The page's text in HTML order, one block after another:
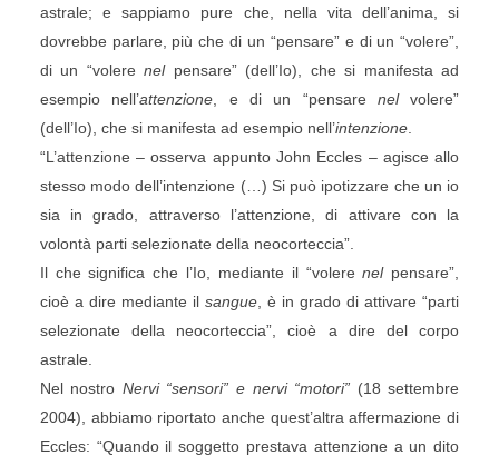
astrale; e sappiamo pure che, nella vita dell’anima, si
dovrebbe parlare, più che di un “pensare” e di un “volere”,
di un “volerenelpensare” (dell’Io), che si manifesta ad
esempio nell’attenzione , e di un “pensare nelvolere”
(dell’Io), che si manifesta ad esempio nell’intenzione.
“L’attenzione – osserva appunto John Eccles – agisce allo
stesso modo dell’intenzione (…) Si può ipotizzare che un io
sia in grado, attraverso l’attenzione, di attivare con la
volontà parti selezionate della neocorteccia”.
Il che significa che l’Io, mediante il “volerenelpensare”,
cioè a dire mediante il sangue, è in grado di attivare “parti
selezionate della neocorteccia”, cioè a dire del corpo
astrale.
Nel nostro Nervi “sensori” e nervi “motori” (18 settembre
2004), abbiamo riportato anche quest’altra affermazione di
Eccles: “Quando il soggetto prestava attenzione a un dito